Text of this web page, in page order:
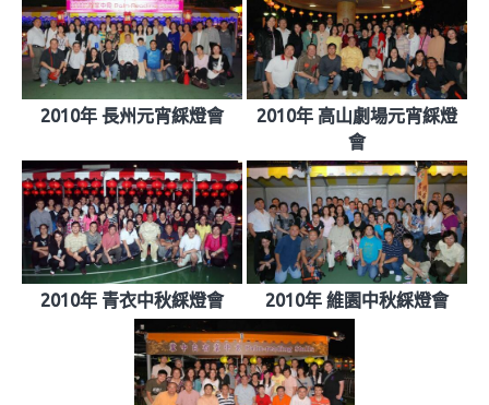
2010年 長州元宵綵燈會
2010年 高山劇場元宵綵燈
會
2010年 青衣中秋綵燈會 2010年 維園中秋綵燈會